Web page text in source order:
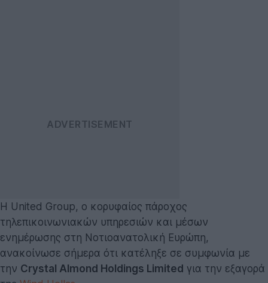
Η United Group, ο κορυφαίος πάροχος
τηλεπικοινωνιακών υπηρεσιών και μέσων
ενημέρωσης στη Νοτιοανατολική Ευρώπη,
ανακοίνωσε σήμερα ότι κατέληξε σε συμφωνία με
την Crystal Almond Holdings Limited για την εξαγορά